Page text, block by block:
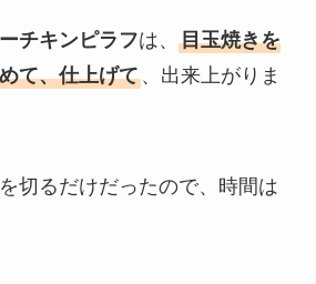
チキンピラフは、 目玉焼きを
て、仕上げて、出来上がりま
切るだけだったので、時間は